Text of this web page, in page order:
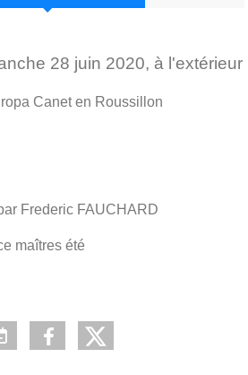
28 juin 2020, à l'extérieur
Canet en Roussillon
Frederic FAUCHARD
maîtres été